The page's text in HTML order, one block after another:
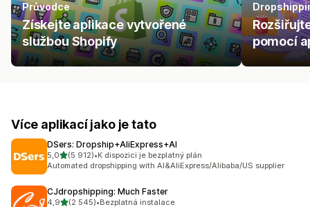
Průvodce
Získejte aplikace vytvořené
službou Shopify
pomocí
Více aplikací jako je tato
DSers: Dropship+AliExpress+AI
5,0z 5 hvězd
(5 912)
Celkový počet recenzí: 5912
•K dispozici je bezplatný plán
Automated dropshipping with AI&AliExpress/Alibaba/US supplier
CJdropshipping: Much Faster
4,9z 5 hvězd
(2 545)•Bezplatná instalace